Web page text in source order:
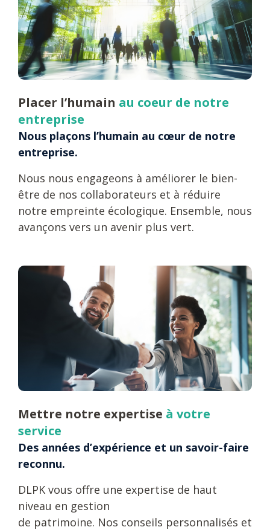
Placer l’humain au coeur de notre
entreprise
Nous plaçons l’humain au cœur de notre
entreprise.
Nous nous engageons à améliorer le bien-
être de nos collaborateurs et à réduire
notre empreinte écologique. Ensemble, nous
avançons vers un avenir plus vert.
Mettre notre expertise à votre
service
Des années d’expérience et un savoir-faire
reconnu.
DLPK vous offre une expertise de haut
niveau en gestion
de patrimoine. Nos conseils personnalisés et